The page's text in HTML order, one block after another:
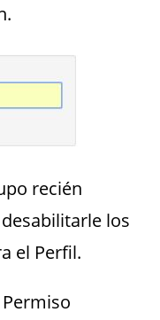
recién
los
el Perfil.